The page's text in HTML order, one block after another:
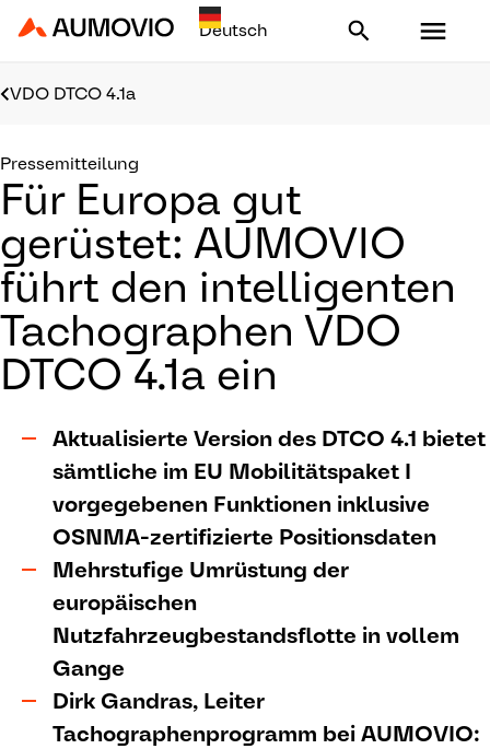
Aumovio - Homepage
VDO DTCO 4.1a
Pressemitteilung
Für Europa gut
gerüstet: AUMOVIO
führt den intelligenten
Tachographen VDO
DTCO 4.1a ein
Aktualisierte Version des DTCO 4.1 bietet
sämtliche im EU Mobilitätspaket I
vorgegebenen Funktionen inklusive
OSNMA-zertifizierte Positionsdaten
Mehrstufige Umrüstung der
europäischen
Nutzfahrzeugbestandsflotte in vollem
Gange
Dirk Gandras, Leiter
Tachographenprogramm bei AUMOVIO: